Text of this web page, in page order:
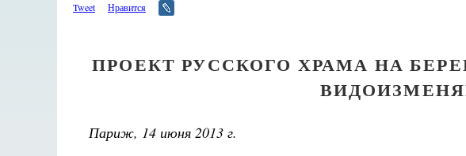
Tweet Нравится
ПРОЕКТ РУССКОГО ХРАМА НА
Париж, 14 июня 2013 г.